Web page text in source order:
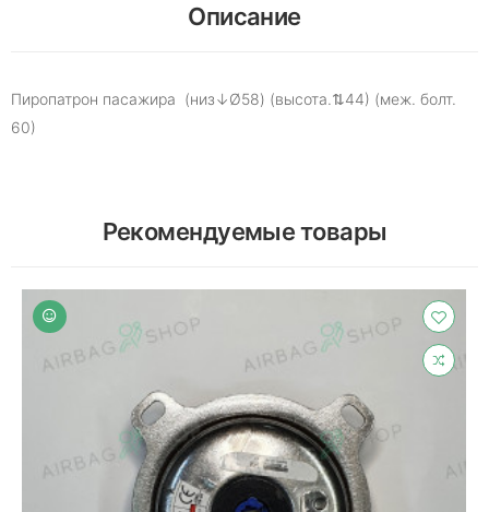
Описание
Пиропатрон пасажира (низ↓Ø58) (высота.⇅44) (меж. болт.
60)
Рекомендуемые товары